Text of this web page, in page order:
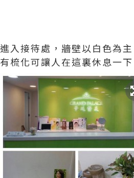
進入接待處，牆壁以白色為
有梳化可讓人在這裏休息一